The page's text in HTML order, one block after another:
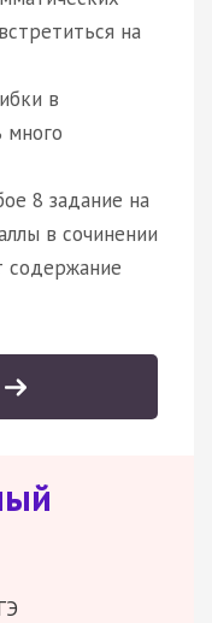
на
в
8 задание на
в сочинении
содержание